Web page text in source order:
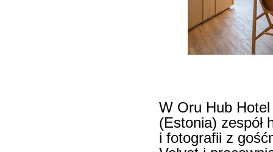
W Oru Hub
(Estonia) zespół
i fotografii z